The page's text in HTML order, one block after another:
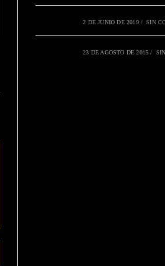
2 DE JUNIO DE 2019 / SIN
23 DE AGOSTO DE 2015 /